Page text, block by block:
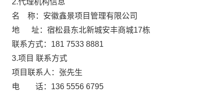
2.代理机构信息
名
称：安徽鑫景项目管理有限公司
地
址：宿松县东北新城安丰商城17栋
联系方式：181 7533 8881
3.项目 联系方式
项目联系人：张先生
电
话：136 5556 6795